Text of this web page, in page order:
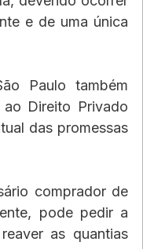
e de uma única
Paulo também
Direito Privado
das promessas
comprador de
pode pedir a
as quantias